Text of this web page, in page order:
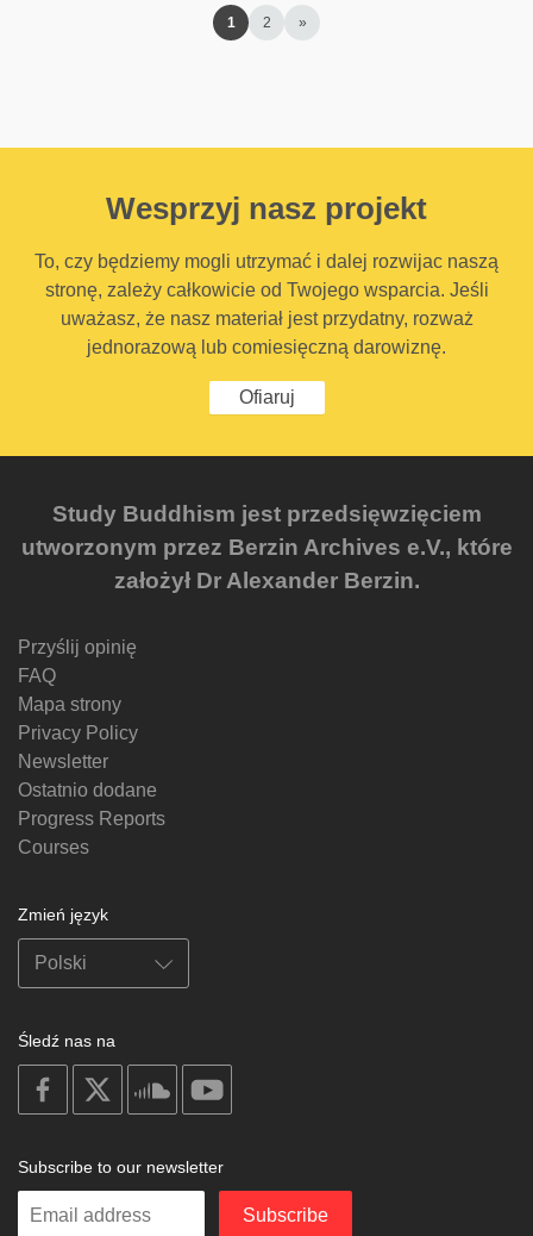
1 2 »
Wesprzyj nasz projekt
To, czy będziemy mogli utrzymać i dalej rozwijac naszą
stronę, zależy całkowicie od Twojego wsparcia. Jeśli
uważasz, że nasz materiał jest przydatny, rozważ
jednorazową lub comiesięczną darowiznę.
Ofiaruj
Study Buddhism jest przedsięwzięciem
utworzonym przez Berzin Archives e.V., które
założył Dr Alexander Berzin.
Przyślij opinię
FAQ
Mapa strony
Privacy Policy
Newsletter
Ostatnio dodane
Progress Reports
Courses
Zmień język
Śledź nas na
on
facebook
soundcloud
Subscribe to our newsletter
Enter
Subscribe